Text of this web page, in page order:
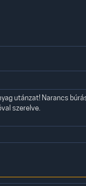
utánzat! Narancs
szerelve.